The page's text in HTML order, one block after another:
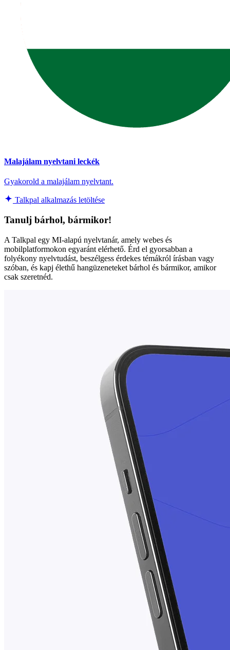
Malajálam nyelvtani leckék
Gyakorold a malajálam nyelvtant.
Talkpal alkalmazás letöltése
Tanulj bárhol, bármikor!
A Talkpal egy MI-alapú nyelvtanár, amely webes és
mobilplatformokon egyaránt elérhető. Érd el gyorsabban a
folyékony nyelvtudást, beszélgess érdekes témákról írásban vagy
szóban, és kapj élethű hangüzeneteket bárhol és bármikor, amikor
csak szeretnéd.